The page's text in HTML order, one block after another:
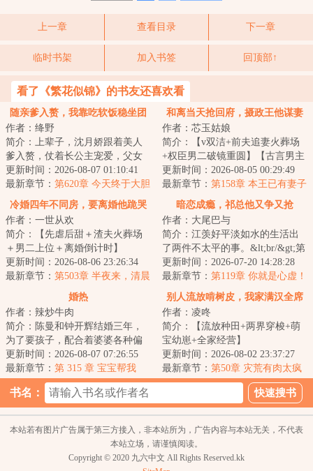
上一章 查看目录 下一章
临时书架 加入书签 回顶部↑
看了《繁花似锦》的书友还喜欢看
随亲爹入赘，我靠吃软饭稳坐团
作者：绛野
简介：上辈子，沈月娇跟着美人
爹入赘，仗着长公主宠爱，父女
俩软饭硬吃，享尽荣华富贵，更
想一步登天，结...
更新时间：2026-08-07 01:10:41
最新章节： 第620章 今天终于大胆
一回了（昭锦）
和离当天抢回府，摄政王他谋妻
已久
作者：芯玉姑娘
简介：【v双洁+前夫追妻火葬场
+权臣男二破镜重圆】【古言男主
天花板】&lt;br/&gt;她是药门医
女，相府千金...
更新时间：2026-08-05 00:29:49
最新章节： 第158章 本王已有妻子
冷婚四年不同房，要离婚他跪哭
失控
作者：一世从欢
简介：【先虐后甜＋渣夫火葬场
＋男二上位＋离婚倒计时】
&lt;br/&gt;结婚四年，姜莱才知道
丈夫沈荀心里有...
更新时间：2026-08-06 23:26:34
最新章节： 第503章 半夜来，清晨
暗恋成瘾，祁总他又争又抢
作者：大尾巴与
简介：江羡好平淡如水的生活出
了两件不太平的事。&lt;br/&gt;第
一是江羡好谈恋爱两年，最近男
朋友青梅竹...
更新时间：2026-07-20 14:28:28
最新章节： 第119章 你就是心虚！
婚热
作者：辣炒牛肉
简介：陈曼和钟开辉结婚三年，
为了要孩子，配合着婆婆各种偏
方都用上了，可她的肚子毫无动
静。&lt;br/&gt...
更新时间：2026-08-07 07:26:55
最新章节： 第 315 章 宝宝帮我
别人流放啃树皮，我家满汉全席
作者：凌咚
简介：【流放种田+两界穿梭+萌
宝幼崽+全家经营】
&lt;br/&gt;&lt;br/&gt;功勋世家顾
家刚平反战乱，男丁全...
更新时间：2026-08-02 23:37:27
最新章节： 第50章 灾荒有肉太疯
狂
书名：
本站若有图片广告属于第三方接入，非本站所为，广告内容与本站无关，不代表
本站立场，请谨慎阅读。
Copyright © 2020 九六中文 All Rights Reserved.kk